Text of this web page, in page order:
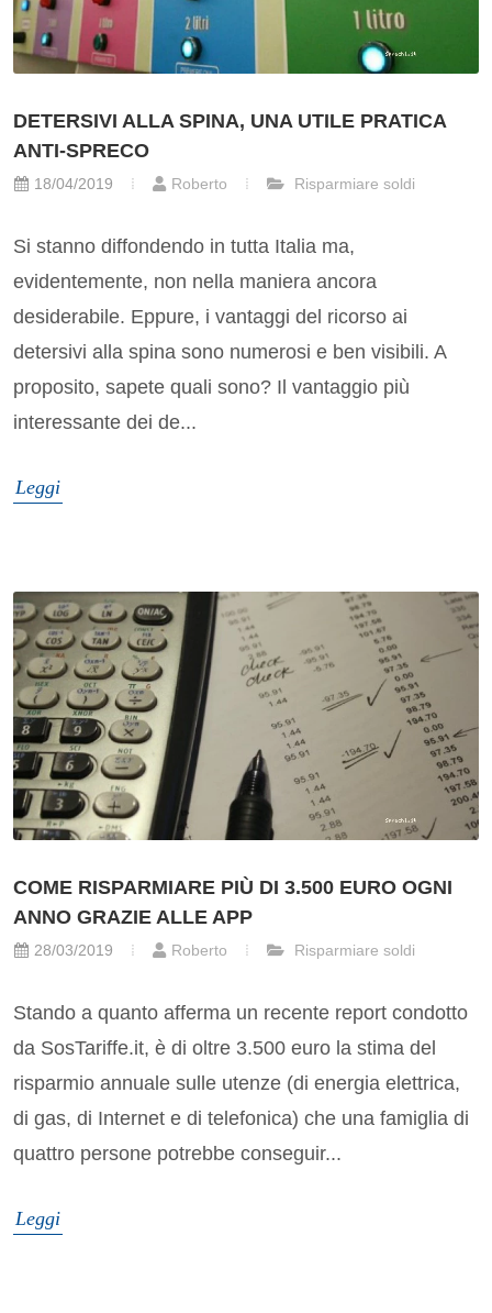
DETERSIVI ALLA SPINA, UNA UTILE PRATICA
ANTI-SPRECO
18/04/2019 Roberto Risparmiare soldi
Si stanno diffondendo in tutta Italia ma,
evidentemente, non nella maniera ancora
desiderabile. Eppure, i vantaggi del ricorso ai
detersivi alla spina sono numerosi e ben visibili. A
proposito, sapete quali sono? Il vantaggio più
interessante dei de...
Leggi
COME RISPARMIARE PIÙ DI 3.500 EURO OGNI
ANNO GRAZIE ALLE APP
28/03/2019 Roberto Risparmiare soldi
Stando a quanto afferma un recente report condotto
da SosTariffe.it, è di oltre 3.500 euro la stima del
risparmio annuale sulle utenze (di energia elettrica,
di gas, di Internet e di telefonica) che una famiglia di
quattro persone potrebbe conseguir...
Leggi